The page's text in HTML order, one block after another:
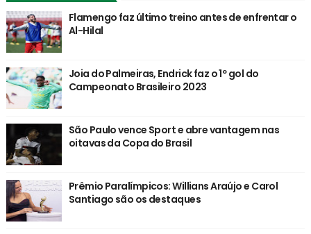
Flamengo faz último treino antes de enfrentar o
Al-Hilal
Joia do Palmeiras, Endrick faz o 1º gol do
Campeonato Brasileiro 2023
São Paulo vence Sport e abre vantagem nas
oitavas da Copa do Brasil
Prêmio Paralímpicos: Willians Araújo e Carol
Santiago são os destaques